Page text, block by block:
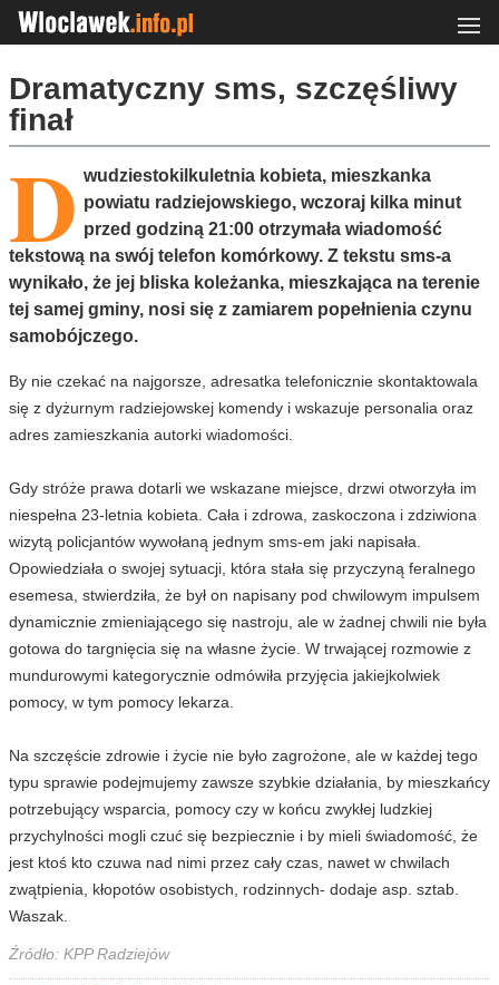
Dramatyczny sms, szczęśliwy
finał
D wudziestokilkuletnia kobieta, mieszkanka
powiatu radziejowskiego, wczoraj kilka minut
przed godziną 21:00 otrzymała wiadomość
tekstową na swój telefon komórkowy. Z tekstu sms-a
wynikało, że jej bliska koleżanka, mieszkająca na terenie
tej samej gminy, nosi się z zamiarem popełnienia czynu
samobójczego.
By nie czekać na najgorsze, adresatka telefonicznie skontaktowala
się z dyżurnym radziejowskej komendy i wskazuje personalia oraz
adres zamieszkania autorki wiadomości.
Gdy stróże prawa dotarli we wskazane miejsce, drzwi otworzyła im
niespełna 23-letnia kobieta. Cała i zdrowa, zaskoczona i zdziwiona
wizytą policjantów wywołaną jednym sms-em jaki napisała.
Opowiedziała o swojej sytuacji, która stała się przyczyną feralnego
esemesa, stwierdziła, że był on napisany pod chwilowym impulsem
dynamicznie zmieniającego się nastroju, ale w żadnej chwili nie była
gotowa do targnięcia się na własne życie. W trwającej rozmowie z
mundurowymi kategorycznie odmówiła przyjęcia jakiejkolwiek
pomocy, w tym pomocy lekarza.
Na szczęście zdrowie i życie nie było zagrożone, ale w każdej tego
typu sprawie podejmujemy zawsze szybkie działania, by mieszkańcy
potrzebujący wsparcia, pomocy czy w końcu zwykłej ludzkiej
przychylności mogli czuć się bezpiecznie i by mieli świadomość, że
jest ktoś kto czuwa nad nimi przez cały czas, nawet w chwilach
zwątpienia, kłopotów osobistych, rodzinnych- dodaje asp. sztab.
Waszak.
Źródło: KPP Radziejów